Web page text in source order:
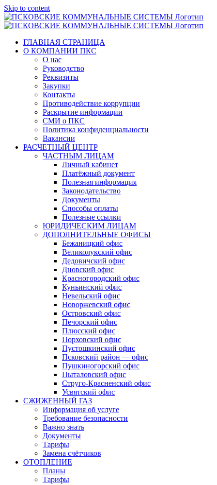
Skip to content
ГЛАВНАЯ СТРАНИЦА
О КОМПАНИИ ПКС
О нас
Руководство
Реквизиты
Закупки
Контакты
Противодействие коррупции
Раскрытие информации
СМИ о ПКС
Политика конфиденциальности
Вакансии
РАСЧЕТНЫЙ ЦЕНТР
ЧАСТНЫМ ЛИЦАМ
Личный кабинет
Платёжный документ
Полезная информация
Законодательство
Документы
Способы оплаты
Полезные ссылки
ЮРИДИЧЕСКИМ ЛИЦАМ
ДОПОЛНИТЕЛЬНЫЕ ОФИСЫ
Бежаницкий офис
Великолукский офис
Дедовичский офис
Дновский офис
Красногородский офис
Куньинский офис
Невельский офис
Новоржевский офис
Островский офис
Печорский офис
Плюсский офис
Порховский офис
Пустошкинский офис
Псковский район — офис
Пушкиногорский офис
Пыталовский офис
Струго-Красненский офис
Усвятский офис
СЖИЖЕННЫЙ ГАЗ
Информация об услуге
Требование безопасности
Важно знать
Документы
Тарифы
Замена счётчиков
ОТОПЛЕНИЕ
Планы
Тарифы